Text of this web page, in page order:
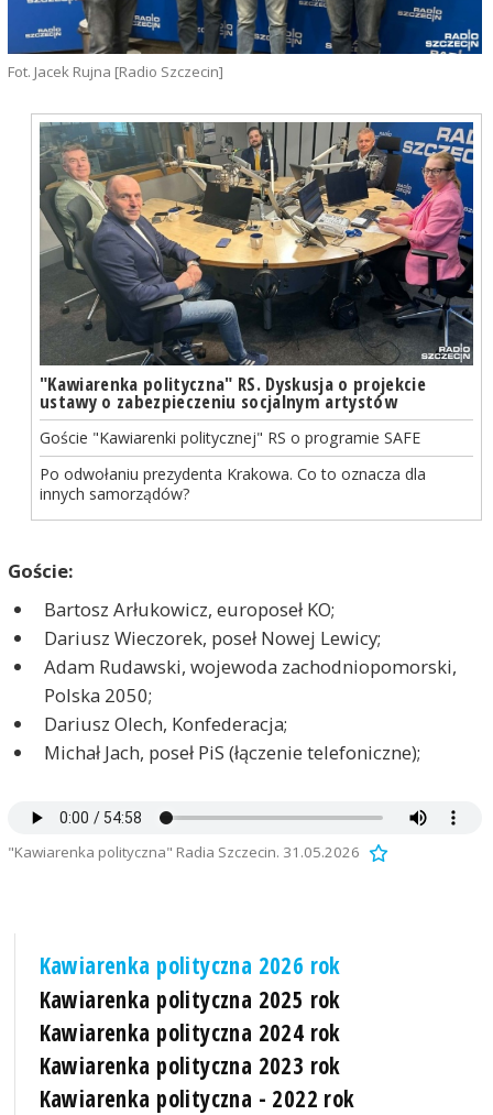
Fot. Jacek Rujna [Radio Szczecin]
"Kawiarenka polityczna" RS. Dyskusja o projekcie
ustawy o zabezpieczeniu socjalnym artystów
Goście "Kawiarenki politycznej" RS o programie SAFE
Po odwołaniu prezydenta Krakowa. Co to oznacza dla
innych samorządów?
Goście:
Bartosz Arłukowicz, europoseł KO;
Dariusz Wieczorek, poseł Nowej Lewicy;
Adam Rudawski, wojewoda zachodniopomorski,
Polska 2050;
Dariusz Olech, Konfederacja;
Michał Jach, poseł PiS (łączenie telefoniczne);
"Kawiarenka polityczna" Radia Szczecin. 31.05.2026
Kawiarenka polityczna 2026 rok
Kawiarenka polityczna 2025 rok
Kawiarenka polityczna 2024 rok
Kawiarenka polityczna 2023 rok
Kawiarenka polityczna - 2022 rok